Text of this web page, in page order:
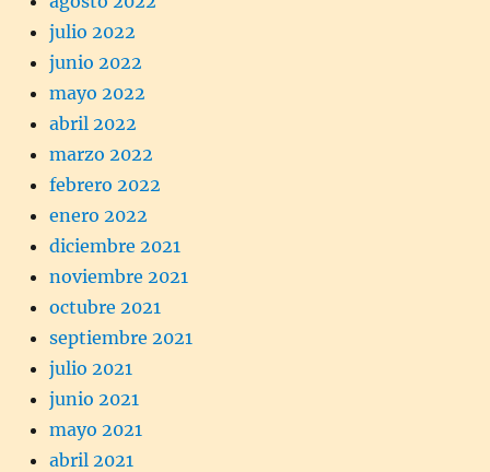
julio 2022
junio 2022
mayo 2022
abril 2022
marzo 2022
febrero 2022
enero 2022
diciembre 2021
noviembre 2021
octubre 2021
septiembre 2021
julio 2021
junio 2021
mayo 2021
abril 2021